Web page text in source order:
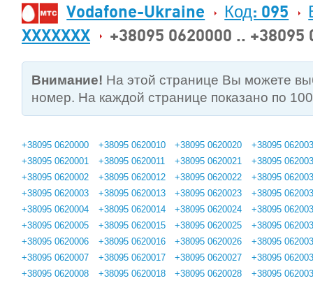
Vodafone-Ukraine Код: 095
XXXXXXX
+38095 0620000 .. +38095
Внимание! На этой странице Вы можете
номер. На каждой странице показано по
+38095 0620000
+38095 0620001
+38095 0620002
+38095 0620003
+38095 0620004
+38095 0620005
+38095 0620006
+38095 0620007
+38095 0620008
+38095 0620010
+38095 0620011
+38095 0620012
+38095 0620013
+38095 0620014
+38095 0620015
+38095 0620016
+38095 0620017
+38095 0620018
+38095 0620020
+38095 0620021
+38095 0620022
+38095 0620023
+38095 0620024
+38095 0620025
+38095 0620026
+38095 0620027
+38095 0620028
+38095
+38095
+38095
+38095
+38095
+38095
+38095
+38095
+38095